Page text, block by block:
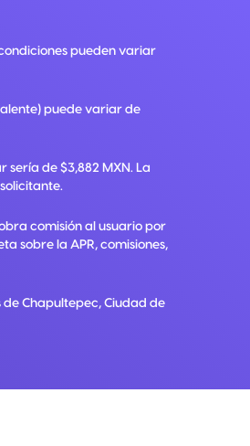
pueden variar
puede variar de
de $3,882 MXN. La
comisión al usuario por
sobre la APR, comisiones,
de Chapultepec, Ciudad de